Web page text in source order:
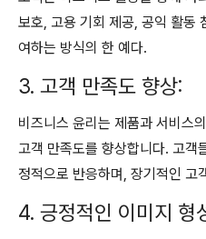
보호, 고용 기회 제공, 공익 활동
여하는 방식의 한 예다.
3. 고객 만족도 향상:
비즈니스 윤리는 제품과 서비스
고객 만족도를 향상합니다. 고객
정적으로 반응하며, 장기적인 고
4. 긍정적인 이미지 형